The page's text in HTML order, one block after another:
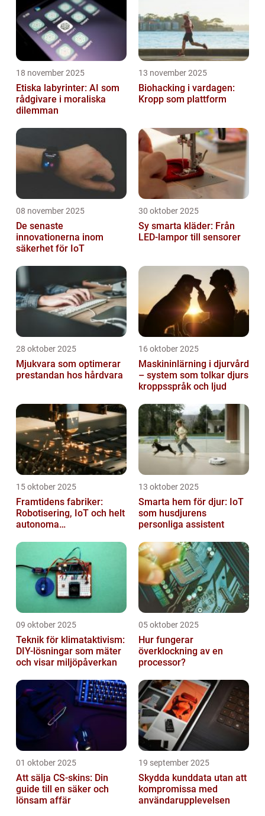
18 november 2025
Etiska labyrinter: AI som
rådgivare i moraliska
dilemman
13 november 2025
Biohacking i vardagen:
Kropp som plattform
08 november 2025
De senaste
innovationerna inom
säkerhet för IoT
30 oktober 2025
Sy smarta kläder: Från
LED-lampor till sensorer
28 oktober 2025
Mjukvara som optimerar
prestandan hos hårdvara
16 oktober 2025
Maskininlärning i djurvård
– system som tolkar djurs
kroppsspråk och ljud
15 oktober 2025
Framtidens fabriker:
Robotisering, IoT och helt
autonoma
13 oktober 2025
Smarta hem för djur: IoT
som husdjurens
personliga assistent
09 oktober 2025
Teknik för klimataktivism:
DIY-lösningar som mäter
och visar miljöpåverkan
05 oktober 2025
Hur fungerar
överklockning av en
processor?
01 oktober 2025
Att sälja CS-skins: Din
guide till en säker och
lönsam affär
19 september 2025
Skydda kunddata utan att
kompromissa med
användarupplevelsen